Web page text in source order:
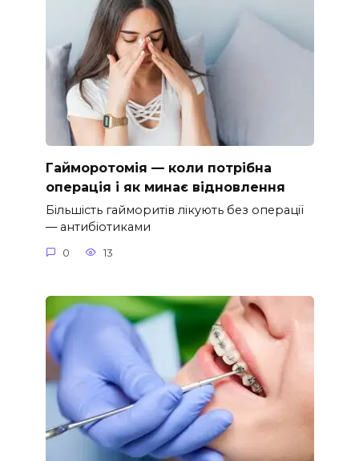
Гайморотомія — коли потрібна
операція і як минає відновлення
Більшість гайморитів лікують без операції
— антибіотиками
0 13